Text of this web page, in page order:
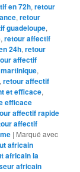
en 72h,retour
,retour
guadeloupe,
,retour affectif
24h,retour
affectif
,
,retour affectif
et efficace,
efficace
affectif rapide
affectif
| Marqué avec
africain
africain la
africain